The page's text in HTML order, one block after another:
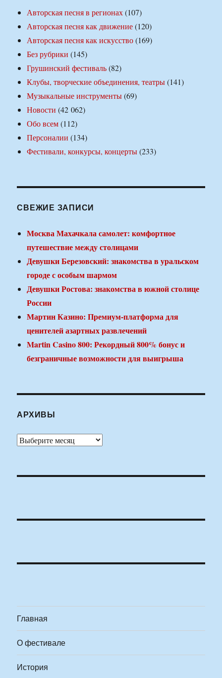
Авторская песня в регионах(107)
Авторская песня как движение(120)
Авторская песня как искусство(169)
Без рубрики (145)
Грушинский фестиваль(82)
Клубы, творческие объединения, театры(141)
Музыкальные инструменты(69)
Новости (42 062)
Обо всем(112)
Персоналии (134)
Фестивали, конкурсы, концерты(233)
СВЕЖИЕ ЗАПИСИ
Москва Махачкала самолет: комфортное
путешествие между столицами
Девушки Березовский: знакомства в уральском
городе с особым шармом
Девушки Ростова: знакомства в южной столице
России
Мартин Казино: Премиум-платформа для
ценителей азартных развлечений
Martin Casino 800: Рекордный 800% бонус и
безграничные возможности для выигрыша
АРХИВЫ
Архивы
Главная
О фестивале
История